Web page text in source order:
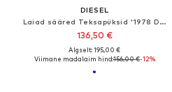
DIESEL
Laiad sääred Teksapüksid '1978 D-AKEMI'
136,50 €
Algselt: 195,00 €
Viimane madalaim hind:156,00 €-12%